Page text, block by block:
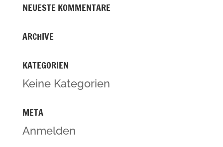
NEUESTE KOMMENTARE
ARCHIVE
KATEGORIEN
Keine Kategorien
META
Anmelden